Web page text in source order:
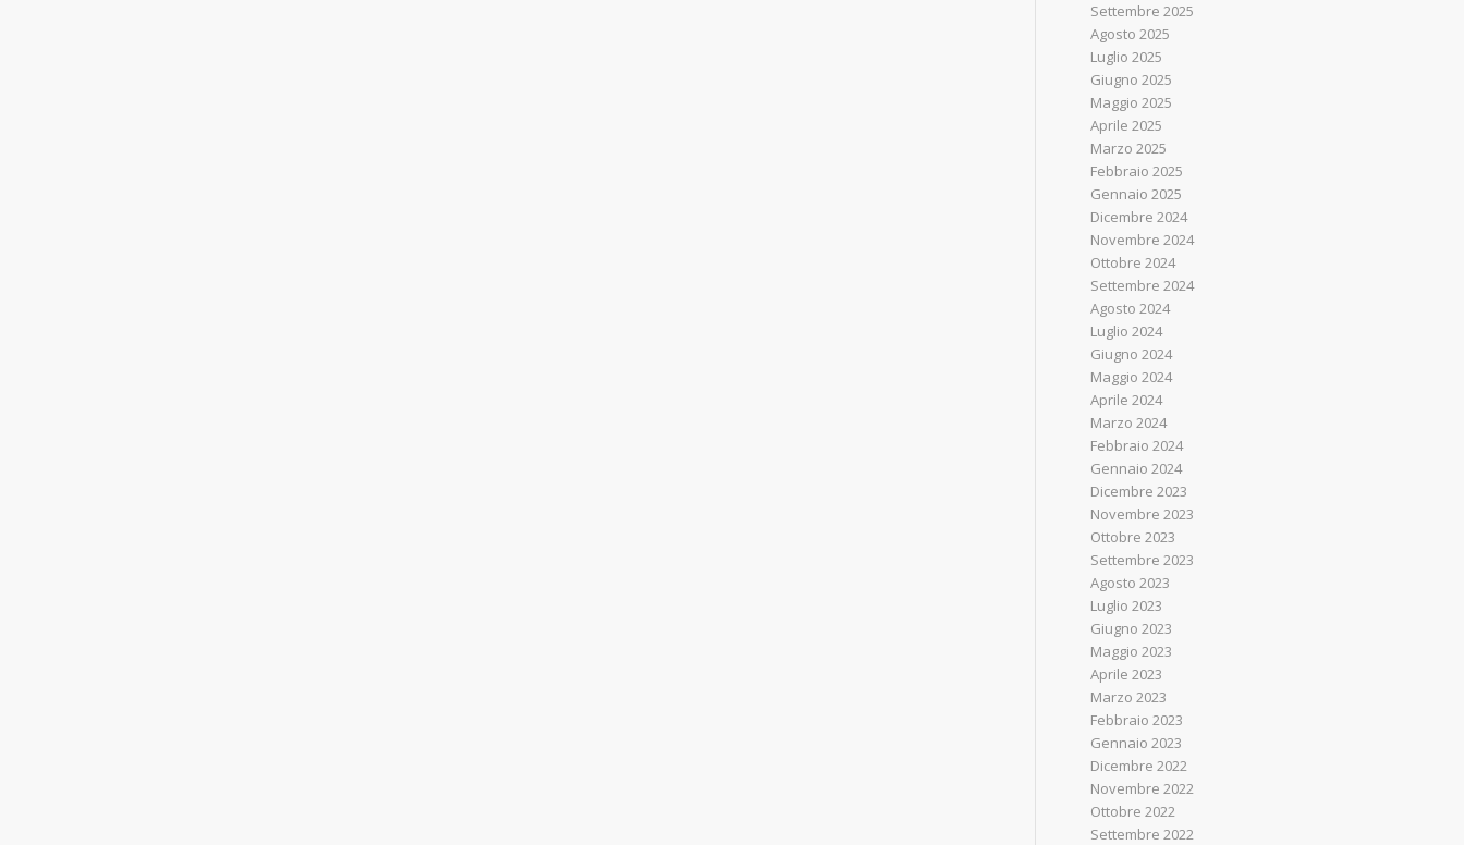
Settembre 2025
Agosto 2025
Luglio 2025
Giugno 2025
Maggio 2025
Aprile 2025
Marzo 2025
Febbraio 2025
Gennaio 2025
Dicembre 2024
Novembre 2024
Ottobre 2024
Settembre 2024
Agosto 2024
Luglio 2024
Giugno 2024
Maggio 2024
Aprile 2024
Marzo 2024
Febbraio 2024
Gennaio 2024
Dicembre 2023
Novembre 2023
Ottobre 2023
Settembre 2023
Agosto 2023
Luglio 2023
Giugno 2023
Maggio 2023
Aprile 2023
Marzo 2023
Febbraio 2023
Gennaio 2023
Dicembre 2022
Novembre 2022
Ottobre 2022
Settembre 2022